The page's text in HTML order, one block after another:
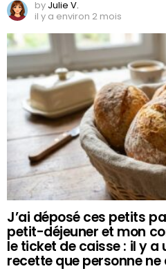
by Julie V.
il y a environ 2 mois
J’ai déposé ces petits
petit-déjeuner et mon
le ticket de caisse : il y a
recette que personne ne